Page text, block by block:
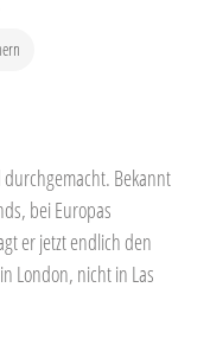
Bekannt
bei Europas
er jetzt endlich den
London, nicht in Las